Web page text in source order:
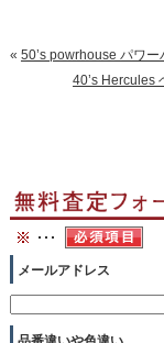
« 50’s powrhouse パワ
40’s Hercules
メールアドレス